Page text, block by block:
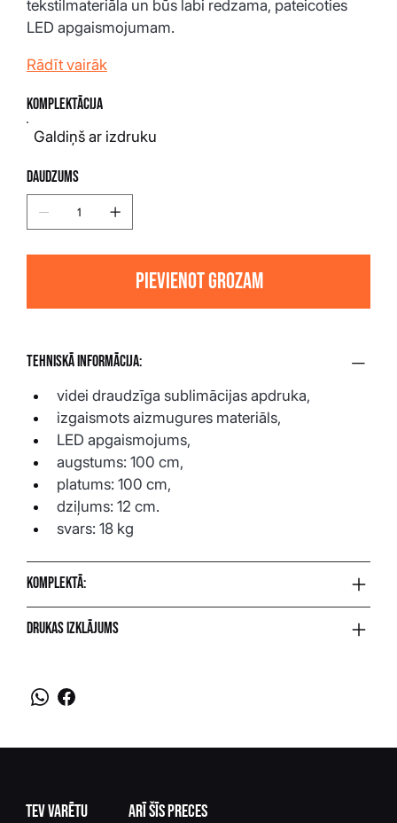
tekstilmateriāla un būs labi redzama, pateicoties
LED apgaismojumam.
Rādīt vairāk
Galdiņš ar izdruku
Komplektācija
Daudzums
Pievienot grozam
Tehniskā informācija:
videi draudzīga sublimācijas apdruka,
izgaismots aizmugures materiāls,
LED apgaismojums,
augstums: 100 cm,
platums: 100 cm,
dziļums: 12 cm.
svars: 18 kg
Komplektā:
Drukas izklājums
Tev varētu arī šīs preces